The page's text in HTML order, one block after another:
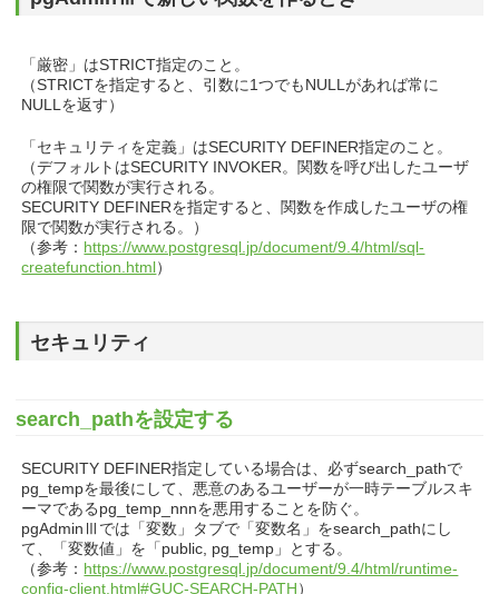
「厳密」はSTRICT指定のこと。
（STRICTを指定すると、引数に1つでもNULLがあれば常に
NULLを返す）
「セキュリティを定義」はSECURITY DEFINER指定のこと。
（デフォルトはSECURITY INVOKER。関数を呼び出したユーザ
の権限で関数が実行される。
SECURITY DEFINERを指定すると、関数を作成したユーザの権
限で関数が実行される。）
（参考： https://www.postgresql.jp/document/9.4/html/sql-
createfunction.html）
セキュリティ
search_pathを設定する
SECURITY DEFINER指定している場合は、必ずsearch_pathで
pg_tempを最後にして、悪意のあるユーザーが一時テーブルスキ
ーマであるpg_temp_nnnを悪用することを防ぐ。
pgAdminⅢでは「変数」タブで「変数名」をsearch_pathにし
て、「変数値」を「public, pg_temp」とする。
（参考： https://www.postgresql.jp/document/9.4/html/runtime-
config-client.html#GUC-SEARCH-PATH）